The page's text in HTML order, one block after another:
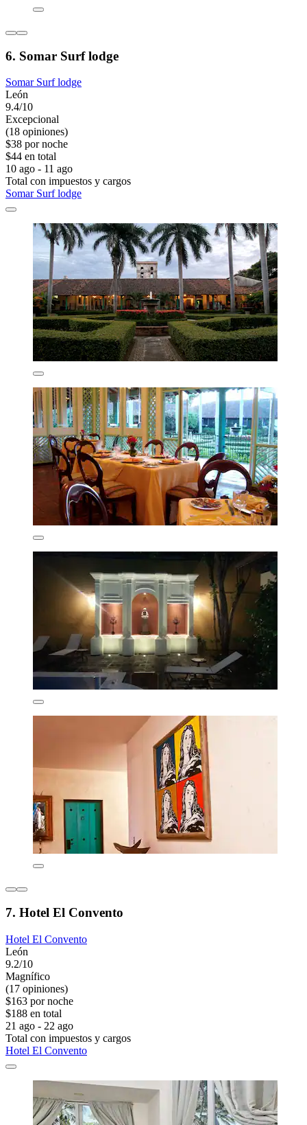
6. Somar Surf lodge
Somar Surf lodge
León
9.4/10
Excepcional
(18 opiniones)
$38 por noche
$44 en total
10 ago - 11 ago
Total con impuestos y cargos
Somar Surf lodge
7. Hotel El Convento
Hotel El Convento
León
9.2/10
Magnífico
(17 opiniones)
$163 por noche
$188 en total
21 ago - 22 ago
Total con impuestos y cargos
Hotel El Convento